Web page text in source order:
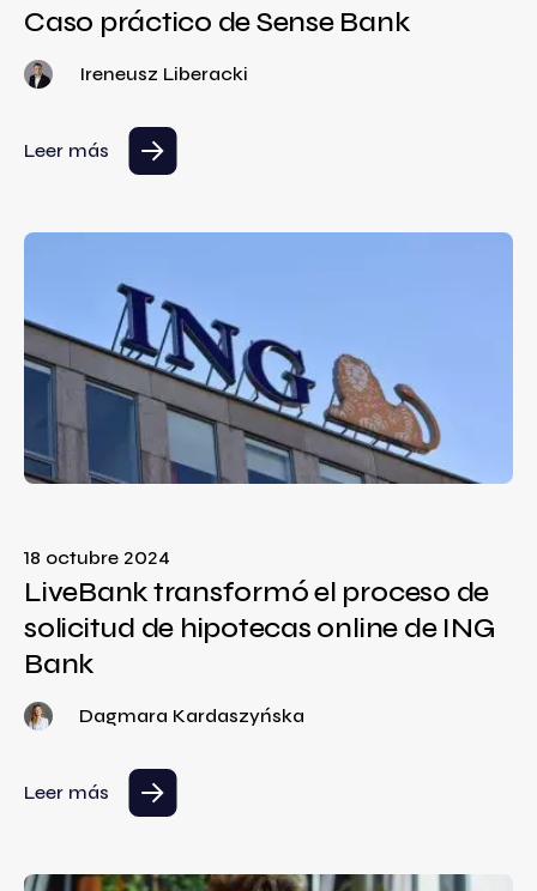
Caso práctico de Sense Bank
Ireneusz Liberacki
Leer más
18 octubre 2024
LiveBank transformó el proceso de
solicitud de hipotecas online de ING
Bank
Dagmara Kardaszyńska
Leer más